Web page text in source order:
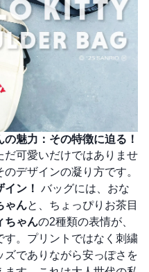
魅力：その特徴に迫る！
だ可愛いだけではありませ
デザインの凝り方です。
ン！ バッグには、おな
ゃんと、ちょっぴりお茶目
ちゃんの2種類の表情が、
す。プリントではなく刺繍
ズでありながら安っぽさを